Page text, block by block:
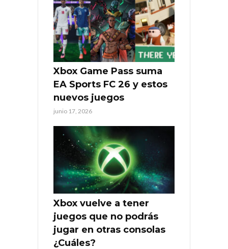
Xbox Game Pass suma
EA Sports FC 26 y estos
nuevos juegos
junio 17, 2026
Xbox vuelve a tener
juegos que no podrás
jugar en otras consolas
¿Cuáles?